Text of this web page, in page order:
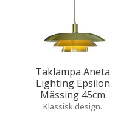
Taklampa Aneta
Lighting Epsilon
Mässing 45cm
Klassisk design.